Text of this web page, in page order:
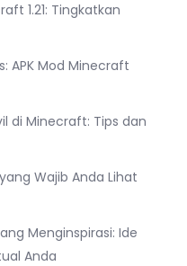
1.21: Tingkatkan
APK Mod Minecraft
di Minecraft: Tips dan
Wajib Anda Lihat
Menginspirasi: Ide
Anda